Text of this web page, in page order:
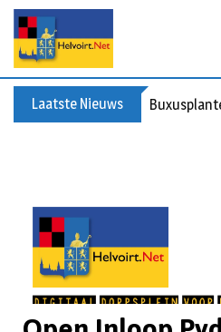
Laatste Nieuws